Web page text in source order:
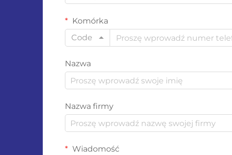
Komórka
Code
Nazwa
Nazwa firmy
Wiadomość